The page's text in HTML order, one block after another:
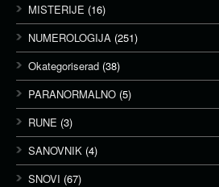
MISTERIJE (16)
NUMEROLOGIJA (251)
Okategoriserad (38)
PARANORMALNO (5)
RUNE (3)
SANOVNIK (4)
SNOVI (67)